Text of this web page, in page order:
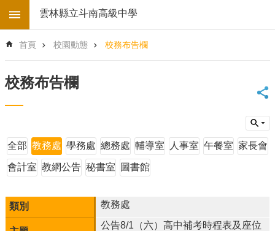
跳到主要內容區塊
階
搜
首
學
校
電
子
圖
後
雲林縣立斗南高級中學
首頁 校園動態 校務布告欄
校務布告欄
全部 教務處 學務處 總務處 輔導室 人事室 午餐室 家長會
會計室 教網公告 秘書室 圖書館
教務處
公告8/1（六）高中補考時程表及座位